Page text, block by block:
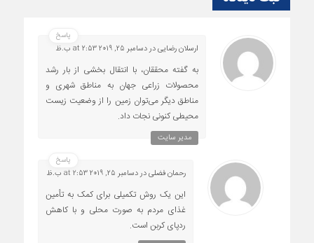
ارسلان رضاییدر دسامبر 25, 2019 at 2:53 ب.ظ
به گفته محققان، با انتقال بخشی از بار رشد
محصولات زراعی جهان به مناطق شهری و
مناطق دیگر می‌توان زمین را از وضعیت زیست
محیطی کنونی نجات داد.
پاسخ
رحمان فضلیدردسامبر 25, 2019 at 2:53 ب.ظ
این یک روش تکمیلی برای کمک به تأمین
غذای مردم به صورت محلی و با کاهش
ردپای کربن است.
پاسخ